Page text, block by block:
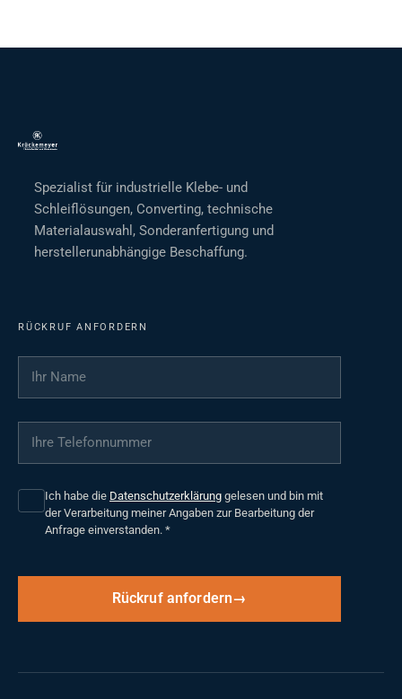
Spezialist für industrielle Klebe- und
Schleiflösungen, Converting, technische
Materialauswahl, Sonderanfertigung und
herstellerunabhängige Beschaffung.
RÜCKRUF ANFORDERN
Ihr Name
Ihre Telefonnummer
Ich habe die Datenschutzerklärung gelesen und bin mit
der Verarbeitung meiner Angaben zur Bearbeitung der
Anfrage einverstanden. *
Rückruf anfordern